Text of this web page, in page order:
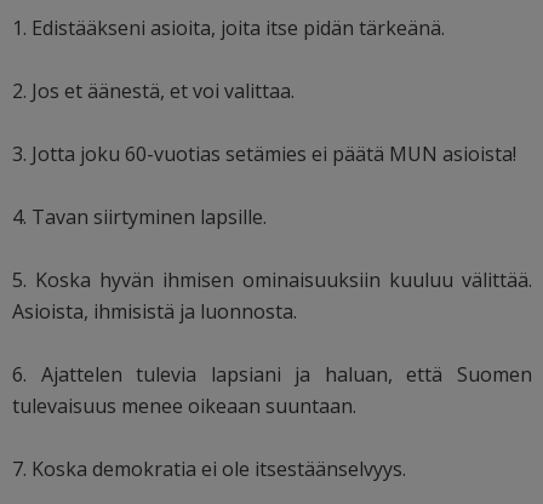
1. Edistääkseni asioita, joita itse pidän tärkeänä.
2. Jos et äänestä, et voi valittaa.
3. Jotta joku 60-vuotias setämies ei päätä MUN asioista!
4. Tavan siirtyminen lapsille.
5. Koska hyvän ihmisen ominaisuuksiin kuuluu välittää.
Asioista, ihmisistä ja luonnosta.
6. Ajattelen tulevia lapsiani ja haluan, että Suomen
tulevaisuus menee oikeaan suuntaan.
7. Koska demokratia ei ole itsestäänselvyys.